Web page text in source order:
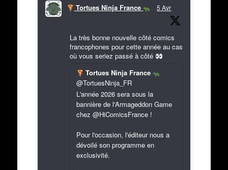
Tortues Ninja France 5 Avr
La très bonne nouvelle côté comics
francophones pour cette année au cas
où vous seriez passé à côté
Tortues Ninja France
@TortuesNinja_FR
L'année 2026 sera sous la
bannière de l'Armageddon Game
chez @HiComicsFrance !
Pour l'occasion, l'éditeur nous a
dévoilé son programme en
exclusivité.